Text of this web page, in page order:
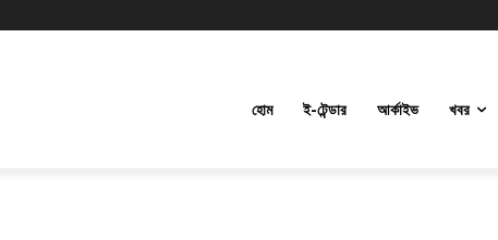
হোম ই-টেন্ডার আর্কাইভ খবর